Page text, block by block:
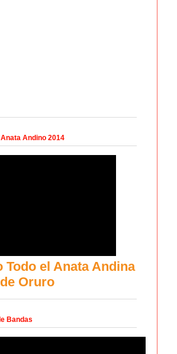
Andino 2014
Todo el Anata Andina
Oruro
Bandas